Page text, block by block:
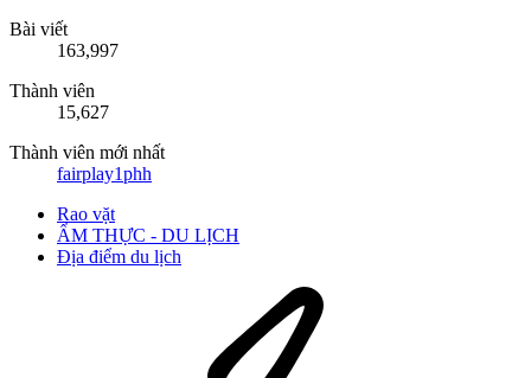
Bài viết
163,997
Thành viên
15,627
Thành viên mới nhất
fairplay1phh
Rao vặt
ẨM THỰC - DU LỊCH
Địa điểm du lịch